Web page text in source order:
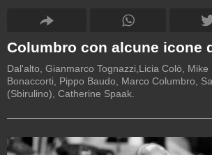
Columbro con alcune icone
Dal'alto, Gianmarco Tognazzi,Licia Colò,
Bonaccorti, Pippo Baudo, Marco Columbro,
(Sbirulino), Catherine Spaak.